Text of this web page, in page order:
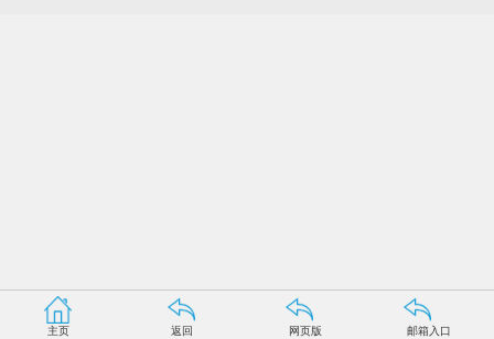
主页 返回 网页版 邮箱入口